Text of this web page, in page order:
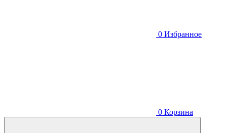
0 Избранное
0 Корзина